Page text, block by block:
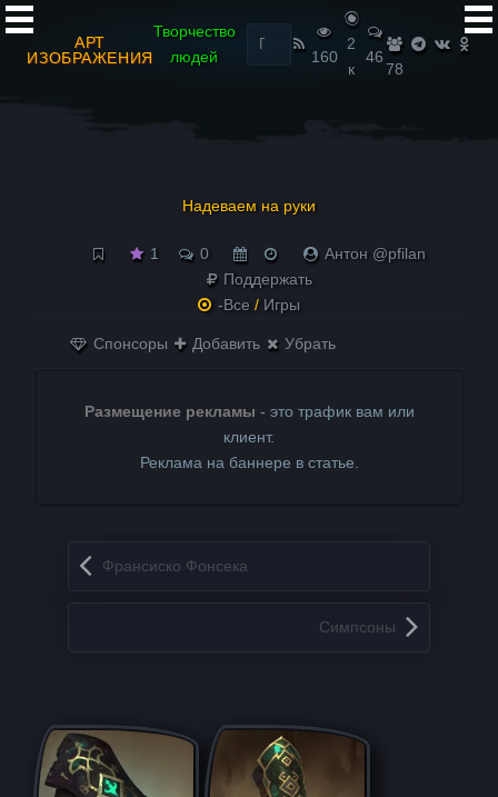
АРТ
ИЗОБРАЖЕНИЯ
Творчество
людей
Найти:
160
2
к
46
78
Надеваем на руки
1 0
Антон @pfilan
Поддержать
-Все / Игры
Спонсоры Добавить Убрать
Размещение рекламы - это трафик вам или
клиент.
Реклама на баннере в статье.
Запись навигация
Франсиско Фонсека
Симпсоны